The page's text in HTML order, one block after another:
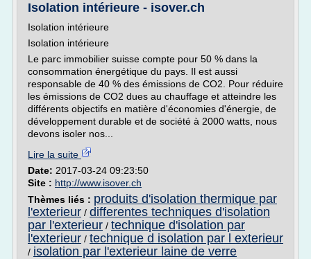
Isolation intérieure - isover.ch
Isolation intérieure
Isolation intérieure
Le parc immobilier suisse compte pour 50 % dans la
consommation énergétique du pays. Il est aussi
responsable de 40 % des émissions de CO2. Pour réduire
les émissions de CO2 dues au chauffage et atteindre les
différents objectifs en matière d'économies d'énergie, de
développement durable et de société à 2000 watts, nous
devons isoler nos...
Lire la suite
Date: 2017-03-24 09:23:50
Site : http://www.isover.ch
Thèmes liés : produits d'isolation thermique par
l'exterieur / differentes techniques d'isolation
par l'exterieur / technique d'isolation par
l'exterieur / technique d isolation par l exterieur
/ isolation par l'exterieur laine de verre